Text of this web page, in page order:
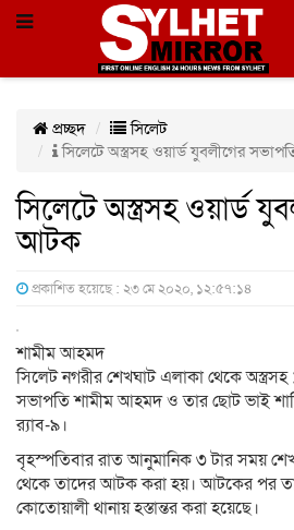
প্রচ্ছদ
সিলেট
সিলেটে অস্ত্রসহ ওয়ার্ড যুবলীগের
সিলেটে অস্ত্রসহ ওয়ার্ড
আটক
প্রকাশিত হয়েছে : ২৩ মে ২০২০, ১২:৫৭:১৪
শামীম আহমদ
সিলেট নগরীর শেখঘাট এলাকা থেকে অস্ত্রসহ
সভাপতি শামীম আহমদ ও তার ছোট ভাই
র‌্যাব-৯।
বৃহস্পতিবার রাত আনুমানিক ৩ টার সময়
থেকে তাদের আটক করা হয়। আটকের পর
কোতোয়ালী থানায় হস্তান্তর করা হয়েছে।